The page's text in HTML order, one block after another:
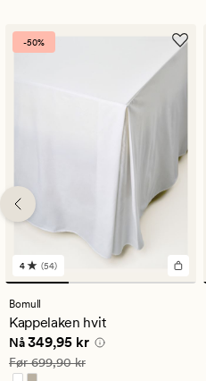
-50%
54
anmeldelser
med
en
gjennomsnittlig
vurdering
på
4
4 (54)
Bomull
Kappelaken hvit
Nåværende pris
Nå349,95 kr
Vanlig pris 699,90 kr
Før699,90 kr